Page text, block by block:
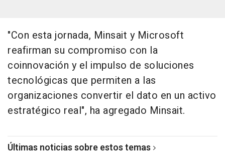
"Con esta jornada, Minsait y Microsoft
reafirman su compromiso con la
coinnovación y el impulso de soluciones
tecnológicas que permiten a las
organizaciones convertir el dato en un activo
estratégico real", ha agregado Minsait.
Últimas noticias sobre estos temas